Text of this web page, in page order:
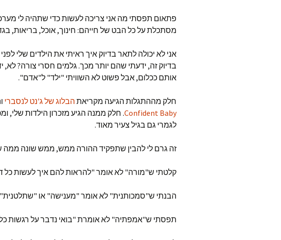
פתאום תפסתי מה אני צריכה לעשות כדי שתהיה לי
מסתכלת על כל הבט של חייהם: חינוך, אוכל, בריאות,
אני לא יכולה לתאר בדיוק איך ראיתי את הילדים שלי
בדיוק זה, ידעתי שהם יותר מכך. גלמים חסרי צורה?
אותם ככלום, אבל פשוט לא השוויתי "ילד" ל"אדם".
חלק מההתגלות הגיעה מקריאת הבלוג של ג'נט לנסברי
Confident Baby. חלק ממנה הגיע מזכרון הילדות שלי,
לגמרי גם בגיל צעיר מאוד.
זה גרם לי להבין שתפקיד ההורה ממש, ממש שונה
קלטתי ש"מורה" לא אומר "להראות להם איך לעשות כל
הבנתי ש"סמכותנית" לא אומר "מענישה" או
תפסתי ש"אמפתיה" לא אומרת "בואי נדבר על רגשות